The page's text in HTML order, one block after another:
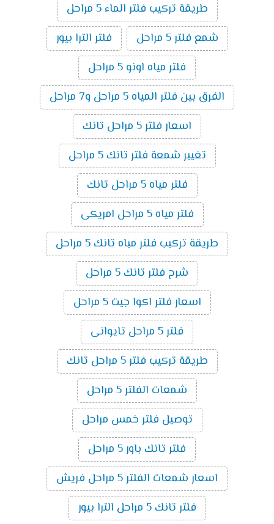
طريقة تركيب فلتر الماء 5 مراحل
شمع فلتر 5 مراحل
فلتر الترا بيور
فلتر مياه اونو 5 مراحل
الفرق بين فلتر المياه 5 مراحل و7 مراحل
اسعار فلتر 5 مراحل تانك
تغيير شمعة فلتر تانك 5 مراحل
فلتر مياه 5 مراحل تانك
فلتر مياه 5 مراحل امريكى
طريقة تركيب فلتر مياه تانك 5 مراحل
شرح فلتر تانك 5 مراحل
اسعار فلتر اكوا جيت 5 مراحل
فلتر 5 مراحل تايوانى
طريقة تركيب فلتر 5 مراحل تانك
شمعات الفلتر 5 مراحل
توصيل فلتر خمس مراحل
فلتر تانك باور 5 مراحل
اسعار شمعات الفلتر 5 مراحل فريش
فلتر تانك 5 مراحل الترا بيور